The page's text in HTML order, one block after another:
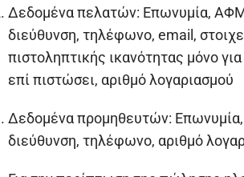
Δεδομένα πελατών: Επωνυμία,
διεύθυνση, τηλέφωνο, email,
πιστοληπτικής ικανότητας μόνο
επί πιστώσει, αριθμό λογαριασμού
Δεδομένα προμηθευτών:
διεύθυνση, τηλέφωνο, αριθμό